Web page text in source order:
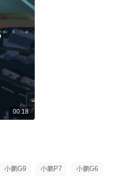
00:18
小鹏G9 小鹏P7 小鹏G6